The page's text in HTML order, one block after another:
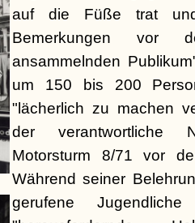
auf die Füße trat und
Bemerkungen vor
ansammelnden
um 150 bis 200
"lächerlich zu machen
der verantwortliche
Motorsturm 8/71 vor
Während seiner
gerufene